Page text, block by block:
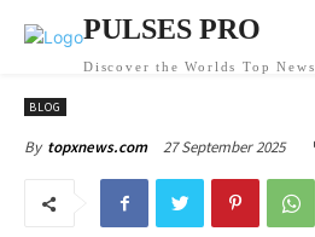
PULSES PRO
Discover the Worlds Top News
BLOG
By topxnews.com 27 September 2025